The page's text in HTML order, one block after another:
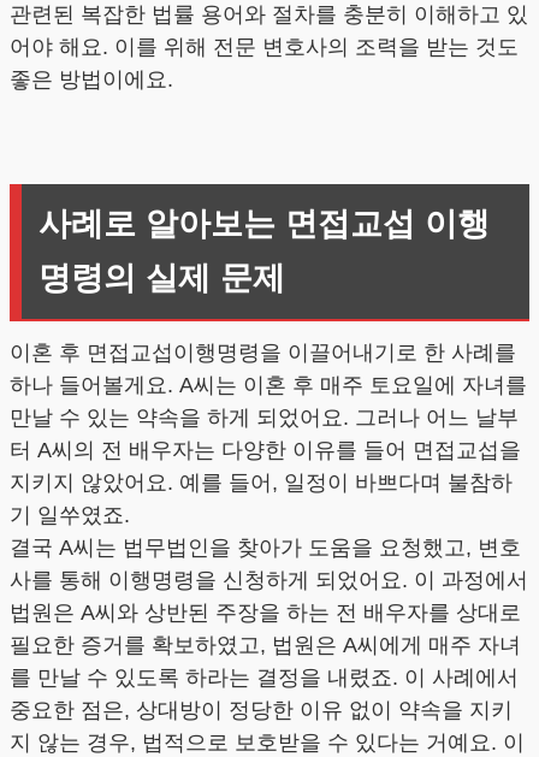
관련된 복잡한 법률 용어와 절차를 충분히 이해하고 있
어야 해요. 이를 위해 전문 변호사의 조력을 받는 것도
좋은 방법이에요.
사례로 알아보는 면접교섭 이행
명령의 실제 문제
이혼 후 면접교섭이행명령을 이끌어내기로 한 사례를
하나 들어볼게요. A씨는 이혼 후 매주 토요일에 자녀를
만날 수 있는 약속을 하게 되었어요. 그러나 어느 날부
터 A씨의 전 배우자는 다양한 이유를 들어 면접교섭을
지키지 않았어요. 예를 들어, 일정이 바쁘다며 불참하
기 일쑤였죠.
결국 A씨는 법무법인을 찾아가 도움을 요청했고, 변호
사를 통해 이행명령을 신청하게 되었어요. 이 과정에서
법원은 A씨와 상반된 주장을 하는 전 배우자를 상대로
필요한 증거를 확보하였고, 법원은 A씨에게 매주 자녀
를 만날 수 있도록 하라는 결정을 내렸죠. 이 사례에서
중요한 점은, 상대방이 정당한 이유 없이 약속을 지키
지 않는 경우, 법적으로 보호받을 수 있다는 거예요. 이